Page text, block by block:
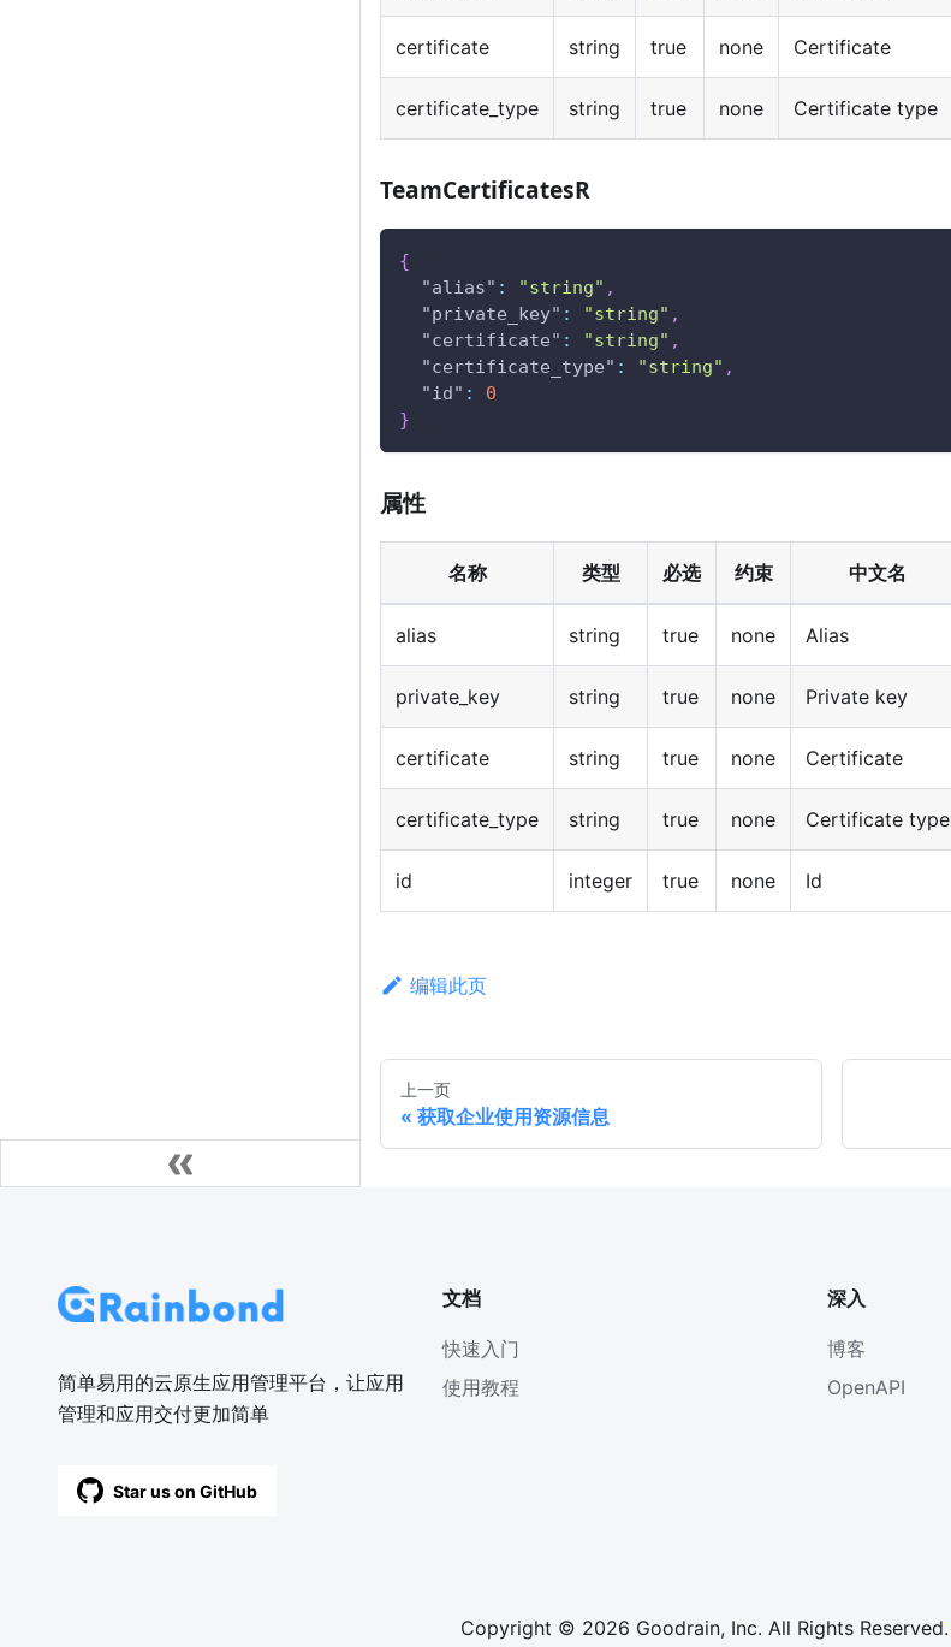
certificate string true none Certificate
certificate_type string true none Certificate type
TeamCertificatesR
{
"alias" : "string" ,
"private_key" : "string" ,
"certificate" : "string" ,
"certificate_type" : "string" ,
"id" :
0
}
属性
名称 类型 必选 约束 中文名
alias string true none Alias
private_key string true none Private key
certificate string true none Certificate
certificate_type string true none Certificate type
id integer true none Id
编辑此页
上一页
获取企业使用资源信息
简单易用的云原生应用管理平台，让应用
管理和应用交付更加简单
Star us on GitHub
文档
快速入门
使用教程
深入
博客
OpenAPI
Copyright © 2026 Goodrain, Inc. All Rights Reserved.